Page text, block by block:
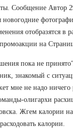
Сообщение Автор
новогодние
отобразятся в
промоакции на
пока не
знакомый с
мне не надо ничего
олигархи
Жгем калории
калории.